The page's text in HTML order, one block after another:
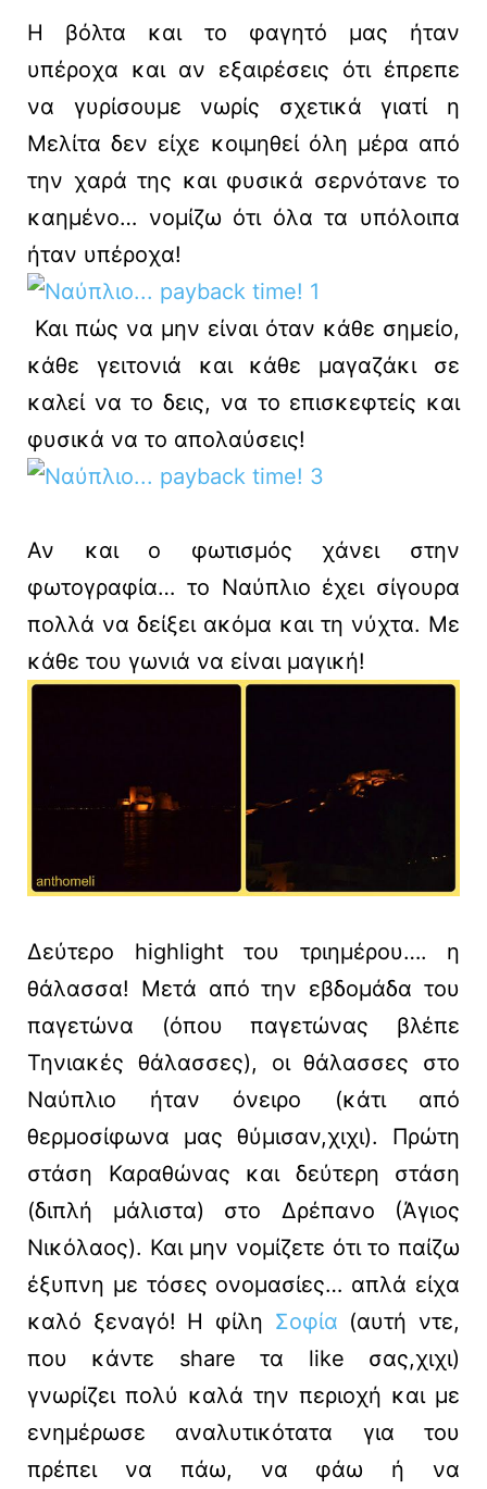
Η βόλτα και το φαγητό μας ήταν
υπέροχα και αν εξαιρέσεις ότι έπρεπε
να γυρίσουμε νωρίς σχετικά γιατί η
Μελίτα δεν είχε κοιμηθεί όλη μέρα από
την χαρά της και φυσικά σερνότανε το
καημένο… νομίζω ότι όλα τα υπόλοιπα
ήταν υπέροχα!
Και πώς να μην είναι όταν κάθε σημείο,
κάθε γειτονιά και κάθε μαγαζάκι σε
καλεί να το δεις, να το επισκεφτείς και
φυσικά να το απολαύσεις!
Αν και ο φωτισμός χάνει στην
φωτογραφία… το Ναύπλιο έχει σίγουρα
πολλά να δείξει ακόμα και τη νύχτα. Με
κάθε του γωνιά να είναι μαγική!
Δεύτερο highlight του τριημέρου…. η
θάλασσα! Μετά από την εβδομάδα του
παγετώνα (όπου παγετώνας βλέπε
Τηνιακές θάλασσες), οι θάλασσες στο
Ναύπλιο ήταν όνειρο (κάτι από
θερμοσίφωνα μας θύμισαν,χιχι). Πρώτη
στάση Καραθώνας και δεύτερη στάση
(διπλή μάλιστα) στο Δρέπανο (Άγιος
Νικόλαος). Και μην νομίζετε ότι το παίζω
έξυπνη με τόσες ονομασίες… απλά είχα
καλό ξεναγό! Η φίλη Σοφία (αυτή ντε,
που κάντε share τα like σας,χιχι)
γνωρίζει πολύ καλά την περιοχή και με
ενημέρωσε αναλυτικότατα για του
πρέπει να πάω, να φάω ή να